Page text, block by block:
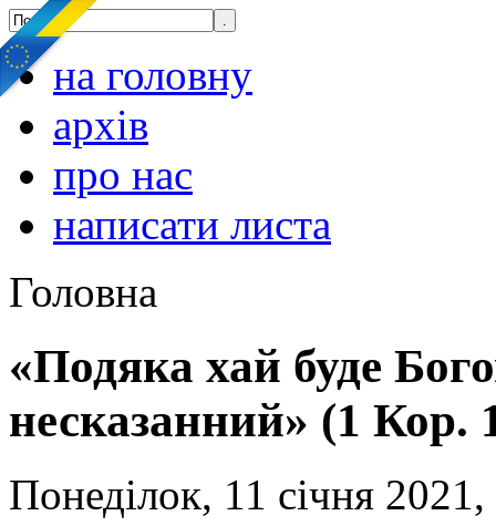
на головну
архів
про нас
написати листа
Головна
«Подяка хай буде
несказанний» (1 Кор.
Понеділок, 11 січня